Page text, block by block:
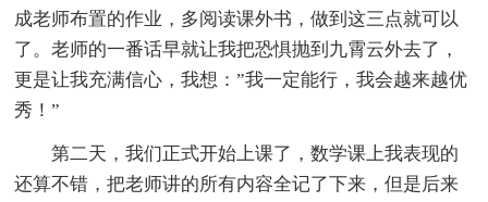
成老师布置的作业，多阅读课外书，做到这三点就可以
了。老师的一番话早就让我把恐惧抛到九霄云外去了，
更是让我充满信心，我想：”我一定能行，我会越来越优
秀！”
第二天，我们正式开始上课了，数学课上我表现的
还算不错，把老师讲的所有内容全记了下来，但是后来